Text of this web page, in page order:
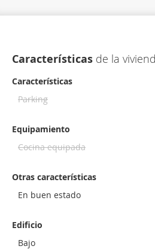
Características de la
Características
Parking
Equipamiento
Cocina equipada
Otras características
En buen estado
Edificio
Bajo